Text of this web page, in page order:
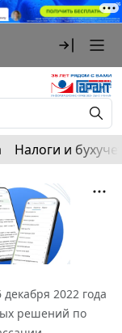
Налоги и
декабря 2022 года
решений по